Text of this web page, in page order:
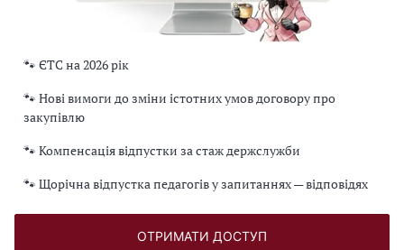
🐾 ЄТС на 2026 рік
🐾 Нові вимоги до зміни істотних умов договору про
закупівлю
🐾 Компенсація відпустки за стаж держслужби
🐾 Щорічна відпустка педагогів у запитаннях — відповідях
ОТРИМАТИ ДОСТУП